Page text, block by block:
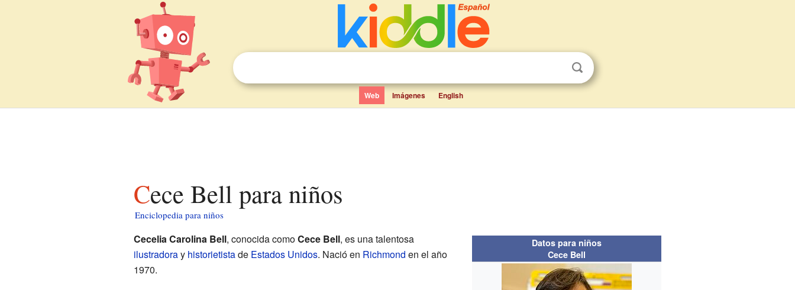
Web Imágenes English
Cece Bell para niños
Enciclopedia para niños
Datos para niños
Cece Bell
Cecelia Carolina Bell, conocida comoCece Bell, es una talentosa
ilustradoray historietistade Estados Unidos. Nació en Richmond en el año
1970.